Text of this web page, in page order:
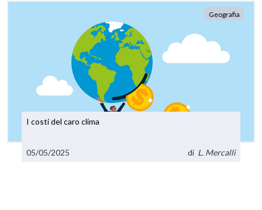
Geografia
I costi del caro clima
05/05/2025 di L. Mercalli